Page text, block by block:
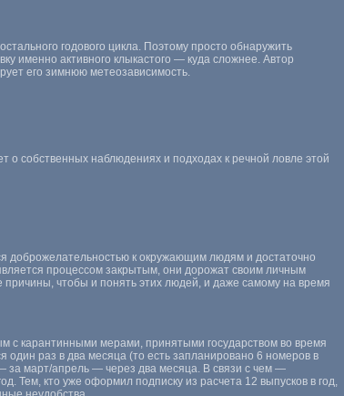
годового цикла. Поэтому просто обнаружить
именно активного клыкастого — куда сложнее. Автор
его зимнюю метеозависимость.
собственных наблюдениях и подходах к речной ловле этой
доброжелательностью к окружающим людям и достаточно
процессом закрытым, они дорожат своим личным
причины, чтобы и понять этих людей, и даже самому на время
карантинными мерами, принятыми государством во время
раз в два месяца (то есть запланировано 6 номеров в
за март/апрель — через два месяца. В связи с чем —
Тем, кто уже оформил подписку из расчета 12 выпусков в год,